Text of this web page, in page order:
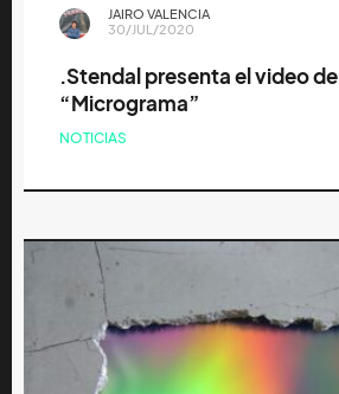
JAIRO VALENCIA
30/JUL/2020
.Stendal presenta el video de
“Micrograma”
NOTICIAS